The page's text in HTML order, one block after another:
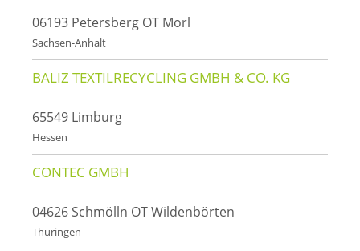
06193 Petersberg OT Morl
Sachsen-Anhalt
BALIZ TEXTILRECYCLING GMBH & CO. KG
65549 Limburg
Hessen
CONTEC GMBH
04626 Schmölln OT Wildenbörten
Thüringen